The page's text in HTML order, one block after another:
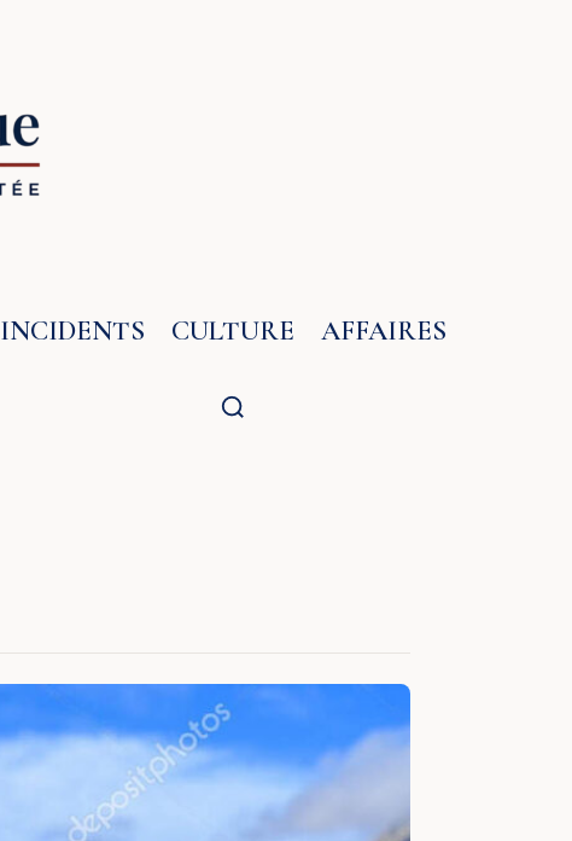
INCIDENTS CULTURE AFFAIRES